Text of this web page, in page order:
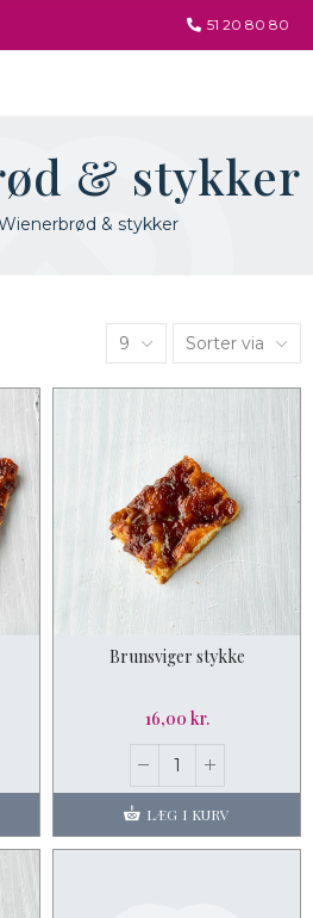
51 20 80 80
& stykker
& stykker
9 Sorter via
Brunsviger stykke
16,00 kr.
LÆG I KURV